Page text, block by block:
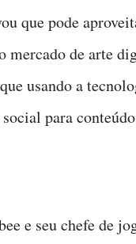
que pode
mercado de arte
usando a
para
e seu chefe de